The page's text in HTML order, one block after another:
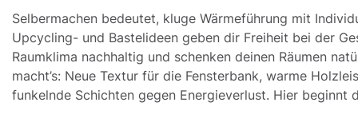
Selbermachen bedeutet, kluge Wärmeführung mit
Upcycling- und Bastelideen geben dir Freiheit bei der
Raumklima nachhaltig und schenken deinen Räumen
macht’s: Neue Textur für die Fensterbank, warme
funkelnde Schichten gegen Energieverlust. Hier beginnt